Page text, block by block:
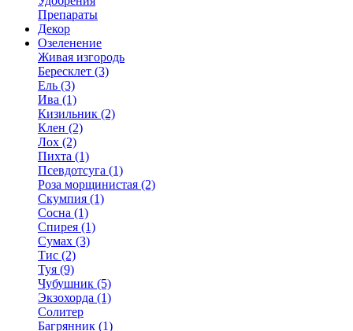
Препараты
Декор
Озеленение
Живая изгородь
Бересклет (3)
Ель (3)
Ива (1)
Кизильник (2)
Клен (2)
Лох (2)
Пихта (1)
Псевдотсуга (1)
Роза морщинистая (2)
Скумпия (1)
Сосна (1)
Спирея (1)
Сумах (3)
Тис (2)
Туя (9)
Чубушник (5)
Экзохорда (1)
Солитер
Багрянник (1)